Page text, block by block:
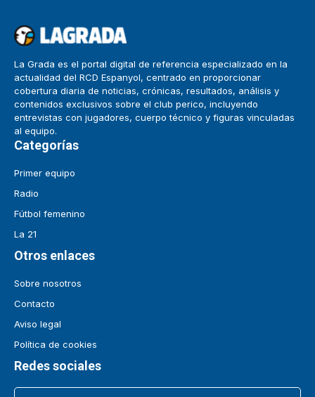
La Grada es el portal digital de referencia especializado en la
actualidad del RCD Espanyol, centrado en proporcionar
cobertura diaria de noticias, crónicas, resultados, análisis y
contenidos exclusivos sobre el club perico, incluyendo
entrevistas con jugadores, cuerpo técnico y figuras vinculadas
al equipo.
Categorías
Primer equipo
Radio
Fútbol femenino
La 21
Otros enlaces
Sobre nosotros
Contacto
Aviso legal
Política de cookies
Redes sociales